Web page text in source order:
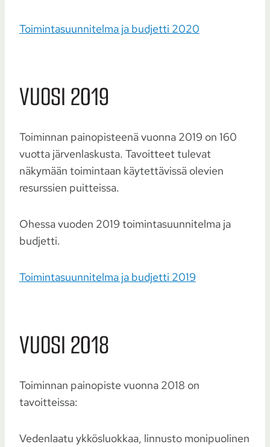
Toimintasuunnitelma ja budjetti 2020
VUOSI 2019
Toiminnan painopisteenä vuonna 2019 on 160
vuotta järvenlaskusta. Tavoitteet tulevat
näkymään toimintaan käytettävissä olevien
resurssien puitteissa.
Ohessa vuoden 2019 toimintasuunnitelma ja
budjetti.
Toimintasuunnitelma ja budjetti 2019
VUOSI 2018
Toiminnan painopiste vuonna 2018 on
tavoitteissa:
Vedenlaatu ykkösluokkaa, linnusto monipuolinen